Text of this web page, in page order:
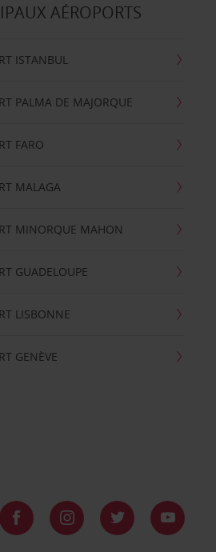
AÉROPORTS
ISTANBUL
PALMA DE MAJORQUE
FARO
MALAGA
MINORQUE MAHON
GUADELOUPE
LISBONNE
GENÈVE